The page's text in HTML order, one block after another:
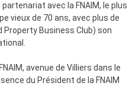
avec la FNAIM, le plus
vieux de 70 ans, avec plus de
Property Business Club) son
avenue de Villiers dans le
du Président de la FNAIM